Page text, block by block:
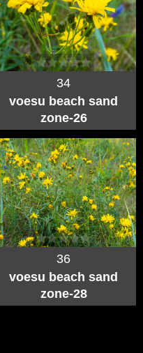
34
voesu beach sand
zone-26
36
voesu beach sand
zone-28